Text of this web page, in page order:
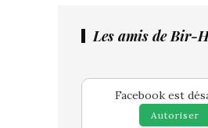
Les amis de Bir-
Facebook est
Autoriser